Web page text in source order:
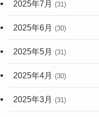
2025年7月 (31)
2025年6月 (30)
2025年5月 (31)
2025年4月 (30)
2025年3月 (31)